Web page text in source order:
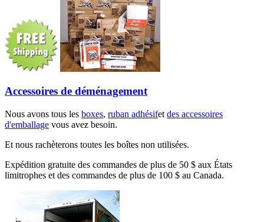
Accessoires de déménagement
Nous avons tous les boxes, ruban adhésifet des accessoires
d'emballage vous avez besoin.
Et nous rachèterons toutes les boîtes non utilisées.
Expédition gratuite des commandes de plus de 50 $ aux États
limitrophes et des commandes de plus de 100 $ au Canada.